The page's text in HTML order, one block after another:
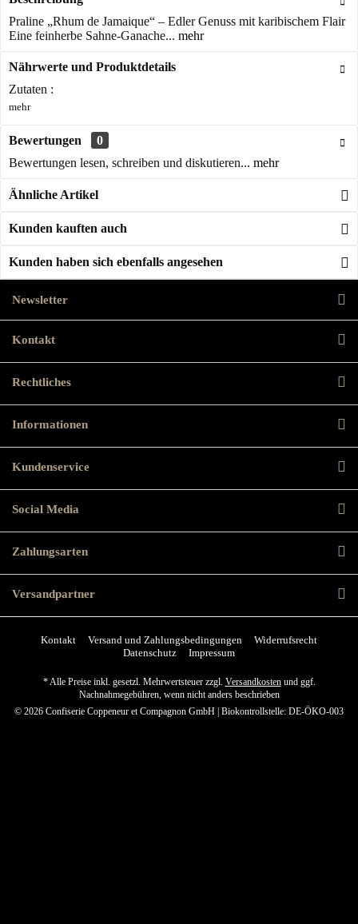
Praline „Rhum de Jamaique“ – Edler Genuss mit karibischem Flair
Eine feinherbe Sahne-Ganache... mehr
Nährwerte und Produktdetails
Zutaten :
mehr
Bewertungen
0
Bewertungen lesen, schreiben und diskutieren... mehr
Ähnliche Artikel
Kunden kauften auch
Kunden haben sich ebenfalls angesehen
Newsletter
Kontakt
Rechtliches
Informationen
Kundenservice
Social Media
Zahlungsarten
Versandpartner
Kontakt Versand und Zahlungsbedingungen
Widerrufsrecht
Datenschutz
Impressum
* Alle Preise inkl. gesetzl. Mehrwertsteuer zzgl. Versandkostenund ggf.
Nachnahmegebühren, wenn nicht anders beschrieben
© 2026 Confiserie Coppeneur et Compagnon GmbH | Biokontrollstelle: DE-ÖKO-003